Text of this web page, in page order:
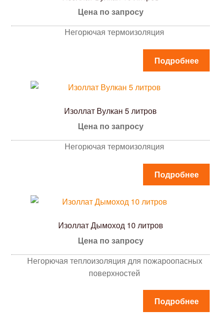
Цена по запросу
Негорючая термоизоляция
Подробнее
Изоллат Вулкан 5 литров
Цена по запросу
Негорючая термоизоляция
Подробнее
Изоллат Дымоход 10 литров
Цена по запросу
Негорючая теплоизоляция для пожароопасных
поверхностей
Подробнее